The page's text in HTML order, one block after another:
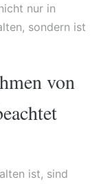
nur in
sondern ist
von
ist, sind